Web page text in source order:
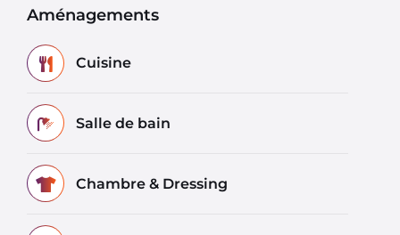
Aménagements
Cuisine
Salle de bain
Chambre & Dressing